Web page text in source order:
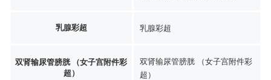
乳腺彩超 乳腺彩超
双肾输尿管膀胱 （女子宫附件彩
超）
双肾输尿管膀胱 （女子宫附件彩
超）